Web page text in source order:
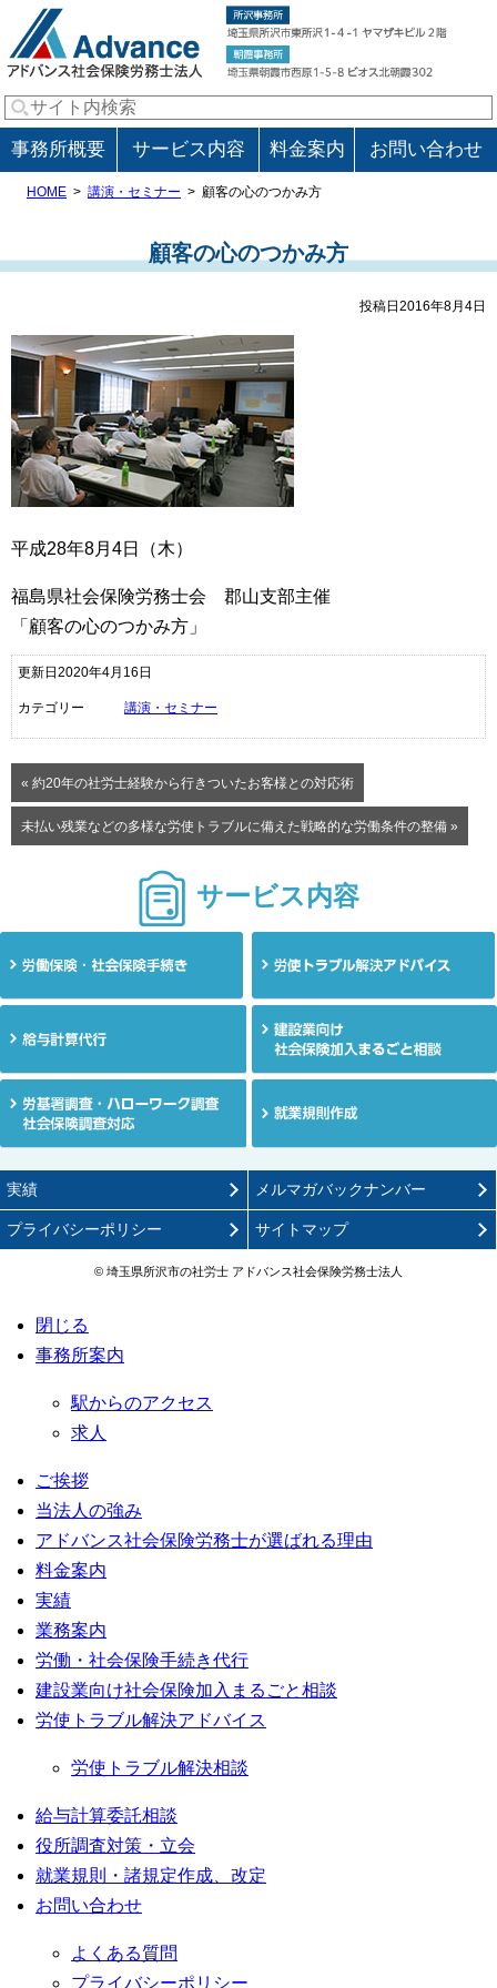
事務所概要 サービス内容 料金案内 お問い合わせ
HOME 講演・セミナー 顧客の心のつかみ方
顧客の心のつかみ方
投稿日2016年8月4日
平成28年8月4日（木）
福島県社会保険労務士会 郡山支部主催
「顧客の心のつかみ方」
更新日2020年4月16日
カテゴリー 講演・セミナー
« 約20年の社労士経験から行きついたお客様との対応術
未払い残業などの多様な労使トラブルに備えた戦略的な労働条件の整備 »
サービス内容
お電
実績 メルマガバックナンバー
プライバシーポリシー サイトマップ
© 埼玉県所沢市の社労士 アドバンス社会保険労務士法人
閉じる
事務所案内
駅からのアクセス
求人
ご挨拶
当法人の強み
アドバンス社会保険労務士が選ばれる理由
料金案内
実績
業務案内
労働・社会保険手続き代行
建設業向け社会保険加入まるごと相談
労使トラブル解決アドバイス
労使トラブル解決相談
給与計算委託相談
役所調査対策・立会
就業規則・諸規定作成、改定
お問い合わせ
よくある質問
プライバシーポリシー